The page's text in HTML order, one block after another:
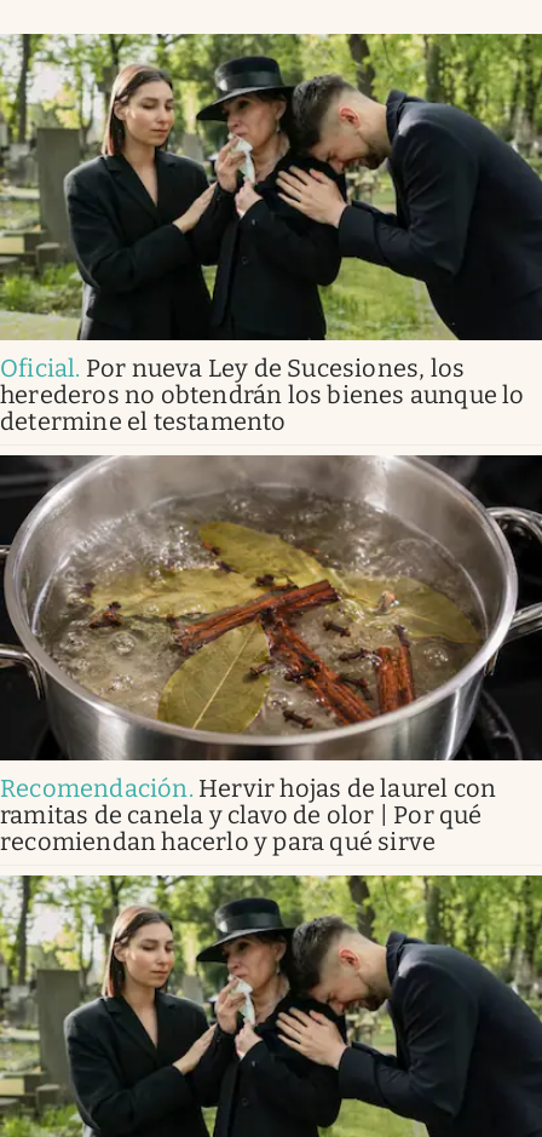
Oficial. Por nueva Ley de Sucesiones, los
herederos no obtendrán los bienes aunque lo
determine el testamento
Recomendación. Hervir hojas de laurel con
ramitas de canela y clavo de olor | Por qué
recomiendan hacerlo y para qué sirve